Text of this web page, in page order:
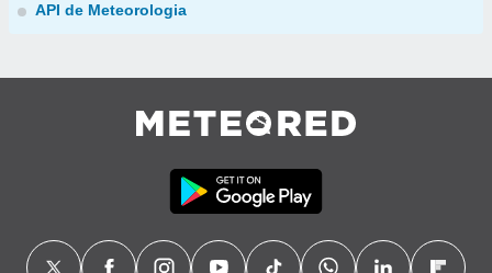
API de Meteorologia